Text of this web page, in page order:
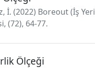
İ. (2022) Boreout (İş
(72), 64-77.
Ölçeği